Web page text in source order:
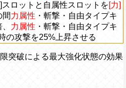
ロットと自属性スロットを[力]
間力属性 ・斬撃・自由タイプキ
力属性 ・斬撃・自由タイプキ
の攻撃を25%上昇させる
突破による最大強化状態の効果